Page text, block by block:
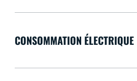
CONSOMMATION ÉLECTRIQUE